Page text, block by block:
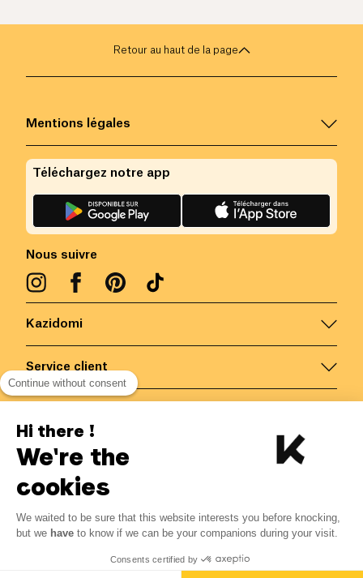
19.00€ 16.15€ -15% ?
Economisez 2.85 € avec K+
Me notifier
Retour au haut de la page
Kazidomi
Service client
Mentions légales
Nous suivre
Téléchargez notre app
Belgique/FR
Tous droits réservés
Continue without consent
Hi there !
We're the
cookies
We waited to be sure that this website interests you before knocking,
but we have to know if we can be your companions during your visit.
Consents certified by